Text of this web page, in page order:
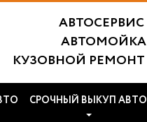
АВТОСЕРВИС
АВТОМОЙКА
КУЗОВНОЙ РЕМОНТ
СРОЧНЫЙ ВЫКУП АВТО